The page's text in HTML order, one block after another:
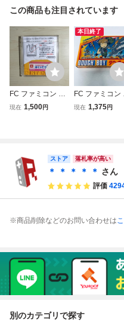
この商品も注目されています
FC ファミコン デ
ィスクシステム デ
現在 1,500円
本日終了
FC ファミコン
ウ・ボーイ ソフ
現在 1,375円
ストア 落札率が高い
＊ ＊ ＊ ＊ ＊ さん
評価
※商品削除などのお問い合わせは
別のカテゴリで探す